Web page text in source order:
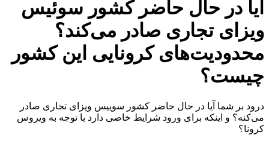
حال حاضر کشور سوئیس
تجاری صادر می‌کند؟
کرونایی این کشور
آیا در حال حاضر کشور سوییس ویزای تجاری صادر
برای ورود شرایط خاصی دارد با توجه به ویروس